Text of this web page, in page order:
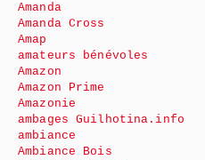
Amanda
Amanda Cross
Amap
amateurs bénévoles
Amazon
Amazon Prime
Amazonie
ambages Guilhotina.info
ambiance
Ambiance Bois